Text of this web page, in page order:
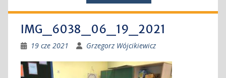
IMG_6038_06_19_2021
19 cze 2021 Grzegorz Wójcikiewicz